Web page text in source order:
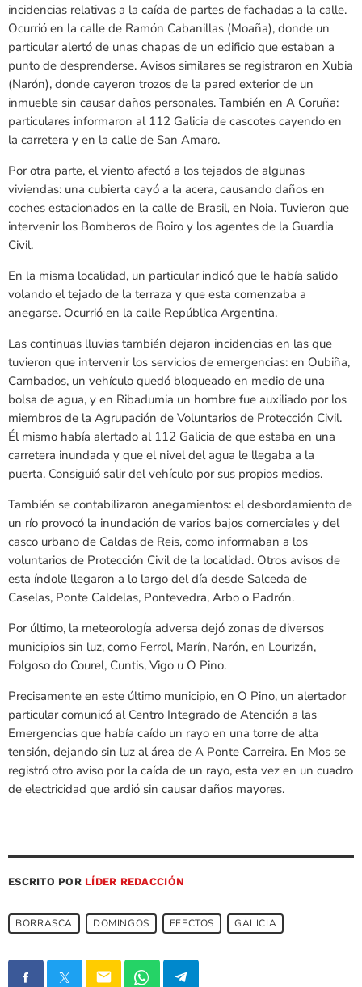
incidencias relativas a la caída de partes de fachadas a la calle.
Ocurrió en la calle de Ramón Cabanillas (Moaña), donde un
particular alertó de unas chapas de un edificio que estaban a
punto de desprenderse. Avisos similares se registraron en Xubia
(Narón), donde cayeron trozos de la pared exterior de un
inmueble sin causar daños personales. También en A Coruña:
particulares informaron al 112 Galicia de cascotes cayendo en
la carretera y en la calle de San Amaro.
Por otra parte, el viento afectó a los tejados de algunas
viviendas: una cubierta cayó a la acera, causando daños en
coches estacionados en la calle de Brasil, en Noia. Tuvieron que
intervenir los Bomberos de Boiro y los agentes de la Guardia
Civil.
En la misma localidad, un particular indicó que le había salido
volando el tejado de la terraza y que esta comenzaba a
anegarse. Ocurrió en la calle República Argentina.
Las continuas lluvias también dejaron incidencias en las que
tuvieron que intervenir los servicios de emergencias: en Oubiña,
Cambados, un vehículo quedó bloqueado en medio de una
bolsa de agua, y en Ribadumia un hombre fue auxiliado por los
miembros de la Agrupación de Voluntarios de Protección Civil.
Él mismo había alertado al 112 Galicia de que estaba en una
carretera inundada y que el nivel del agua le llegaba a la
puerta. Consiguió salir del vehículo por sus propios medios.
También se contabilizaron anegamientos: el desbordamiento de
un río provocó la inundación de varios bajos comerciales y del
casco urbano de Caldas de Reis, como informaban a los
voluntarios de Protección Civil de la localidad. Otros avisos de
esta índole llegaron a lo largo del día desde Salceda de
Caselas, Ponte Caldelas, Pontevedra, Arbo o Padrón.
Por último, la meteorología adversa dejó zonas de diversos
municipios sin luz, como Ferrol, Marín, Narón, en Lourizán,
Folgoso do Courel, Cuntis, Vigo u O Pino.
Precisamente en este último municipio, en O Pino, un alertador
particular comunicó al Centro Integrado de Atención a las
Emergencias que había caído un rayo en una torre de alta
tensión, dejando sin luz al área de A Ponte Carreira. En Mos se
registró otro aviso por la caída de un rayo, esta vez en un cuadro
de electricidad que ardió sin causar daños mayores.
ESCRITO POR LÍDER REDACCIÓN
BORRASCA DOMINGOS EFECTOS GALICIA
email